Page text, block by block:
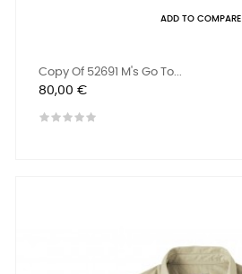
ADD TO COMPARE
Copy Of 52691 M's Go To...
Preis
80,00 €